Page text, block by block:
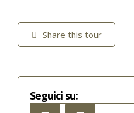
Share this tour
Seguici su: